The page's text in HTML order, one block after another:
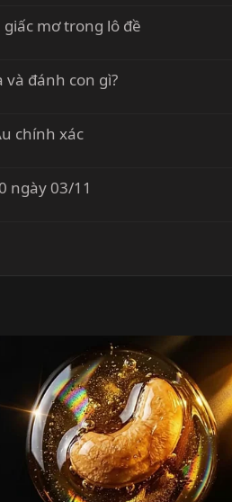
mơ trong lô đề
đánh con gì?
chính xác
ngày 03/11